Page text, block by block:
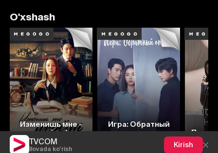
TVCOM
Ilovada ko'rish
Kirish
O'xshash
Изменишь мне -
умрёшь!
7.5 7.2
Игра: Обратный
отсчет
7.8 7.1